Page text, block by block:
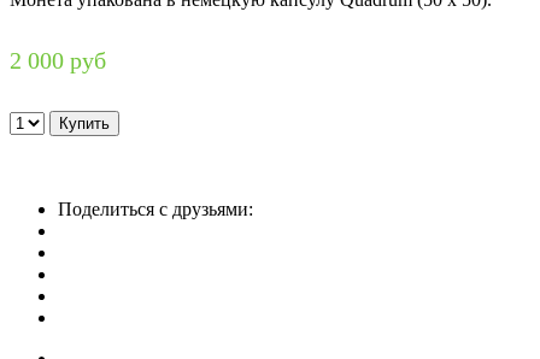
2 000 руб
Поделиться с друзьями: